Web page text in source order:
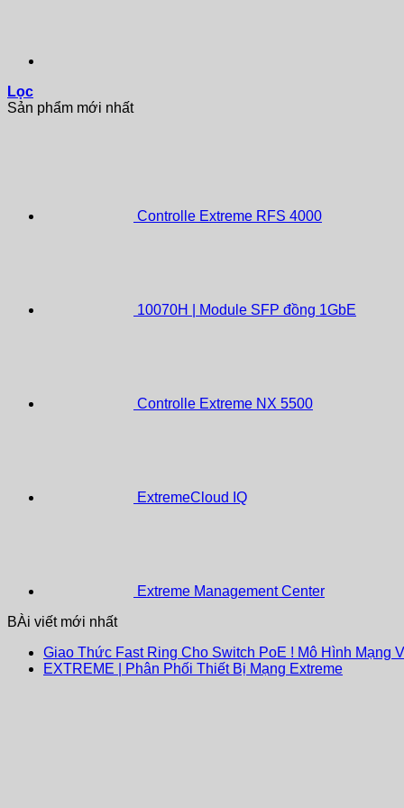
Lọc
Sản phẩm mới nhất
Controlle Extreme RFS 4000
10070H | Module SFP đồng 1GbE
Controlle Extreme NX 5500
ExtremeCloud IQ
Extreme Management Center
BÀi viết mới nhất
Giao Thức Fast Ring Cho Switch PoE ! Mô Hình Mạng
EXTREME | Phân Phối Thiết Bị Mạng Extreme